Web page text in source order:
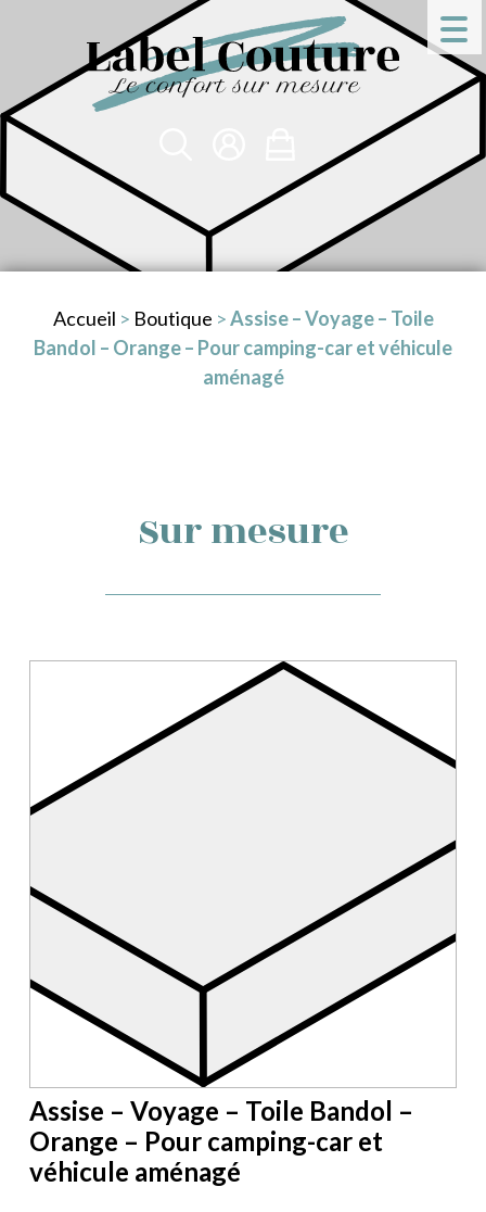
Accueil > Boutique >Assise – Voyage – Toile
Bandol – Orange – Pour camping-car et véhicule
aménagé
Sur mesure
Assise – Voyage – Toile Bandol –
Orange – Pour camping-car et
véhicule aménagé